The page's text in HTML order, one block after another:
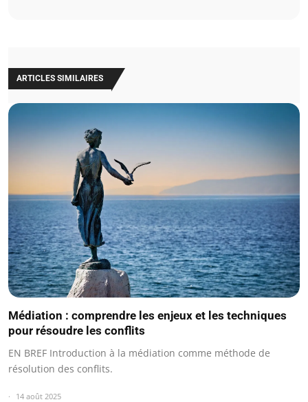
ARTICLES SIMILAIRES
Médiation : comprendre les enjeux et les techniques
pour résoudre les conflits
EN BREF Introduction à la médiation comme méthode de
résolution des conflits.
14 août 2025